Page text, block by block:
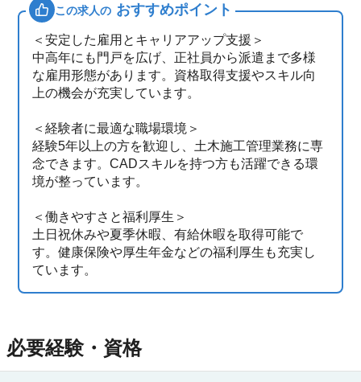
この求人の おすすめポイント
＜安定した雇用とキャリアアップ支援＞
中高年にも門戸を広げ、正社員から派遣まで多様
な雇用形態があります。資格取得支援やスキル向
上の機会が充実しています。
＜経験者に最適な職場環境＞
経験5年以上の方を歓迎し、土木施工管理業務に専
念できます。CADスキルを持つ方も活躍できる環
境が整っています。
＜働きやすさと福利厚生＞
土日祝休みや夏季休暇、有給休暇を取得可能で
す。健康保険や厚生年金などの福利厚生も充実し
ています。
必要経験・資格